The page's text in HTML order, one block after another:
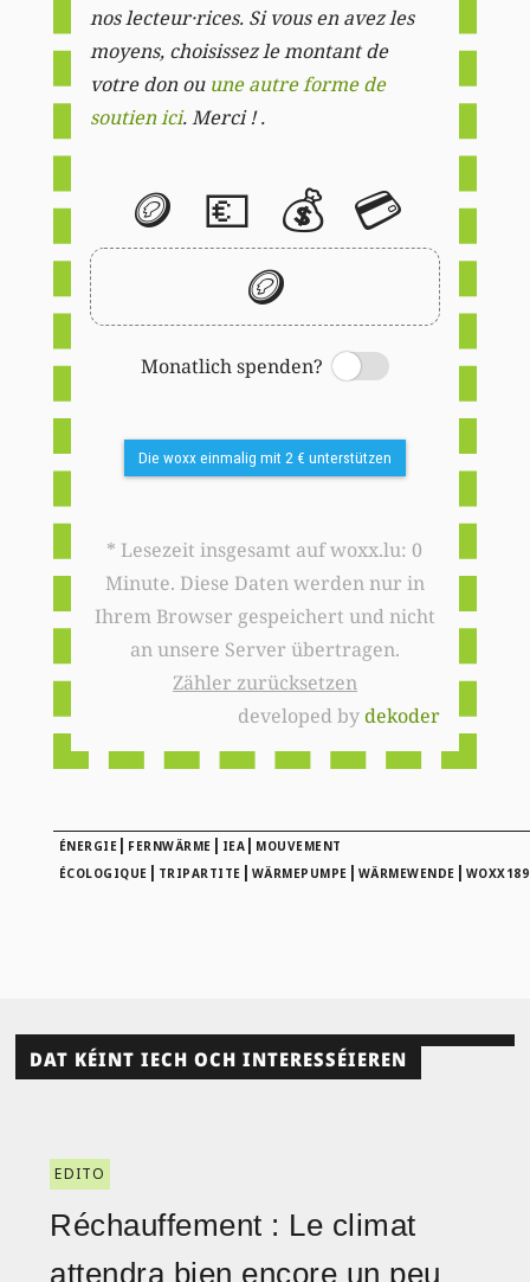
nos lecteur·rices. Si vous en avez les
moyens, choisissez le montant de
votre don ou une autre forme de
soutien ici. Merci ! .
🪙 💶 💰 💳
🪙
Monatlich spenden?
Switch
Die woxx einmalig mit 2 € unterstützen
* Lesezeit insgesamt auf woxx.lu: 0
Minute. Diese Daten werden nur in
Ihrem Browser gespeichert und nicht
an unsere Server übertragen.
Zähler zurücksetzen
developed bydekoder
ÉNERGIE | FERNWÄRME | IEA | MOUVEMENT
ÉCOLOGIQUE | TRIPARTITE | WÄRMEPUMPE | WÄRMEWENDE |
DAT KÉINT IECH OCH INTERESSÉIEREN
EDITO
Réchauffement : Le climat
attendra bien encore un peu